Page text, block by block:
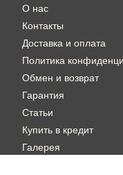
О нас
Контакты
Доставка и оплата
Политика
Обмен и возврат
Гарантия
Статьи
Купить в кредит
Галерея